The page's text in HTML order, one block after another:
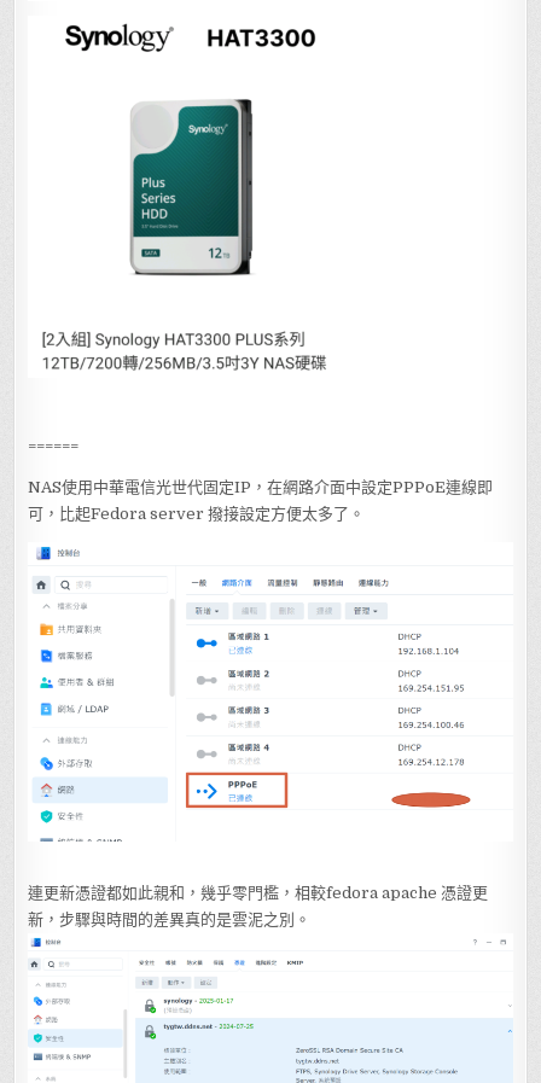
======
NAS使用中華電信光世代固定IP，在網路介面中設定PPPoE連線即
可，比起Fedora server 撥接設定方便太多了。
連更新憑證都如此親和，幾乎零門檻，相較fedora apache 憑證更
新，步驟與時間的差異真的是雲泥之別。